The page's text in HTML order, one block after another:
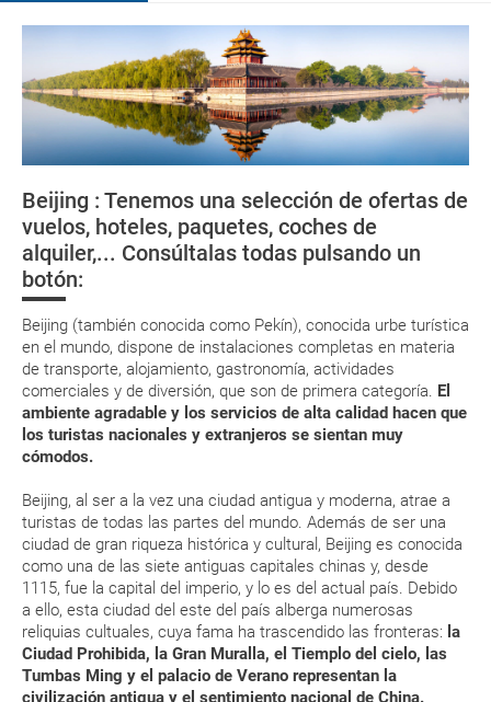
Beijing : Tenemos una selección de ofertas de
vuelos, hoteles, paquetes, coches de
alquiler,... Consúltalas todas pulsando un
botón:
Beijing (también conocida como Pekín), conocida urbe turística
en el mundo, dispone de instalaciones completas en materia
de transporte, alojamiento, gastronomía, actividades
comerciales y de diversión, que son de primera categoría. El
ambiente agradable y los servicios de alta calidad hacen que
los turistas nacionales y extranjeros se sientan muy
cómodos.
Beijing, al ser a la vez una ciudad antigua y moderna, atrae a
turistas de todas las partes del mundo. Además de ser una
ciudad de gran riqueza histórica y cultural, Beijing es conocida
como una de las siete antiguas capitales chinas y, desde
1115, fue la capital del imperio, y lo es del actual país. Debido
a ello, esta ciudad del este del país alberga numerosas
reliquias cultuales, cuya fama ha trascendido las fronteras: la
Ciudad Prohibida, la Gran Muralla, el Tiemplo del cielo, las
Tumbas Ming y el palacio de Verano representan la
civilización antigua y el sentimiento nacional de China.
Nuevo Año Chino Ciudad Prohibida
La Gran
Organiza tu viaje
Hacer la maleta
Vacunas y salud
Documentación
Moneda
La documentación de tu reserva te será enviada por mail en el
momento que el pago de la reserva esté realizado completamente.
Respecto a las tarjetas de embarque, casi todas las compañías aéreas
tienen ya todos sus billetes electrónicos por lo que podrás obtenerlas
in por su web.
Eso sí, deberás estar atento si viajas con una compañía low cost, debido
a que muchas de ellas exigen la presentación de la tarjeta de embarque
(que deberás realizar a través de su web) para que no te carguen un
suplemento extra en el mismo aeropuerto.
En caso de tener que enviarte la documentación de un paquete
vacacional (Caribe, circuitos, tours...) te enviaremos la documentación
de tu reserva alrededor de 10 días antes de salida, la cual deberás
imprimir y llevar contigo en el viaje.
Esta documentación te será requerida en el mostrador de la compañía
aérea a la hora de realizar el check-in el día de la salida.
MODIFICACIÓN ó CANCELACIÓN ¿Puedo anular o
modificar una reserva del viaje? ¿Qué gastos puede
generar una anulación o modificación del viaje?
¿Qué caducidad debe tener mi pasaporte para ir
a...?
¿Con cuánta antelación tengo que estar en el